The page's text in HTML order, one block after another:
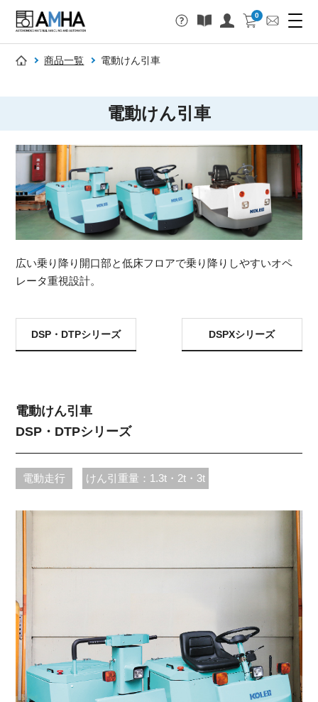
0
商品一覧 電動けん引車
電動けん引車
広い乗り降り開口部と低床フロアで乗り降りしやすいオペ
レータ重視設計。
DSP・DTPシリーズ DSPXシリーズ
電動けん引車
DSP・DTPシリーズ
電動走行 けん引重量：1.3t・2t・3t